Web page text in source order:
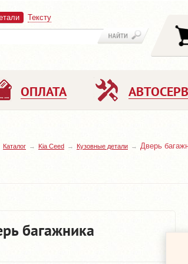
Тексту
ОПЛАТА
Каталог Kia Ceed Кузовные детали Дверь
багажника